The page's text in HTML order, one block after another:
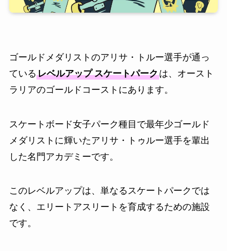
ゴールドメダリストのアリサ・トルー選手が通っ
ているレベルアップ スケートパークは、オースト
ラリアのゴールドコーストにあります。
スケートボード女子パーク種目で最年少ゴールド
メダリストに輝いたアリサ・トゥルー選手を輩出
した名門アカデミーです。
このレベルアップは、単なるスケートパークでは
なく、エリートアスリートを育成するための施設
です。